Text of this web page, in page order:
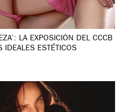
LA EXPOSICIÓN DEL CCCB
IDEALES ESTÉTICOS